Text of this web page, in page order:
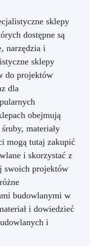
sklepy
dostępne są
narzędzia i
sklepy
do projektów
dla
obejmują
materiały
mogą tutaj zakupić
i skorzystać z
swoich projektów
budowlanymi w
i dowiedzieć
i